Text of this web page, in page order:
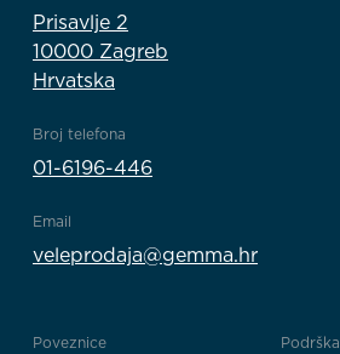
Prisavlje 2
10000 Zagreb
Hrvatska
Broj telefona
01-6196-446
Email
veleprodaja@gemma.hr
Poveznice Podrška